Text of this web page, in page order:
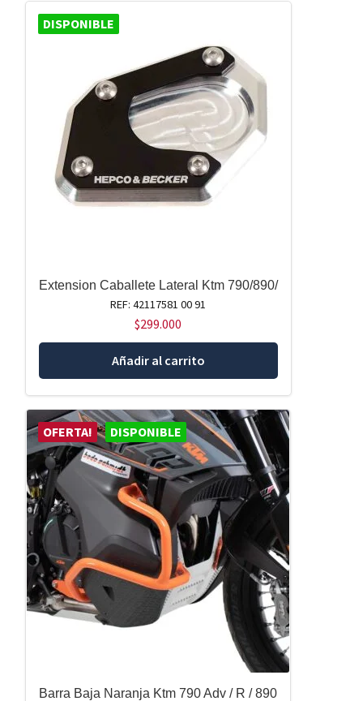
DISPONIBLE
Extension Caballete Lateral Ktm 790/890/
REF: 42117581 00 91
$299.000
Añadir al carrito
OFERTA! DISPONIBLE
Barra Baja Naranja Ktm 790 Adv / R / 890